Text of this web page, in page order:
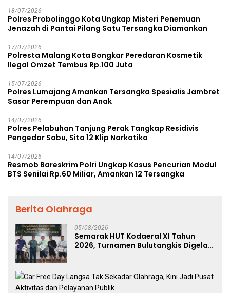
18/07/2026
Polres Probolinggo Kota Ungkap Misteri Penemuan
Jenazah di Pantai Pilang Satu Tersangka Diamankan
17/07/2026
Polresta Malang Kota Bongkar Peredaran Kosmetik
Ilegal Omzet Tembus Rp.100 Juta
15/07/2026
Polres Lumajang Amankan Tersangka Spesialis Jambret
Sasar Perempuan dan Anak
14/07/2026
Polres Pelabuhan Tanjung Perak Tangkap Residivis
Pengedar Sabu, Sita 12 Klip Narkotika
14/07/2026
Resmob Bareskrim Polri Ungkap Kasus Pencurian Modul
BTS Senilai Rp.60 Miliar, Amankan 12 Tersangka
Berita Olahraga
05/08/2026
Semarak HUT Kodaeral XI Tahun
2026, Turnamen Bulutangkis Digelar